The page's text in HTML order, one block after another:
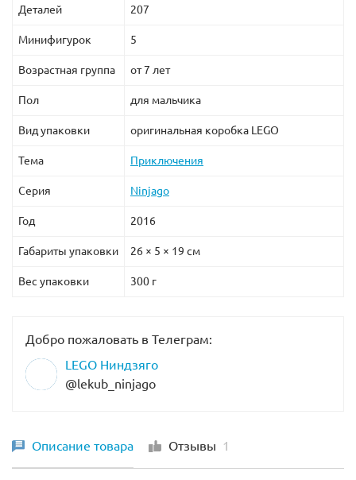
Деталей 207
Минифигурок 5
Возрастная группа от 7 лет
Пол для мальчика
Вид упаковки оригинальная коробка LEGO
Тема Приключения
Серия Ninjago
Год 2016
Габариты упаковки 26 × 5 × 19 см
Вес упаковки 300 г
Добро пожаловать в Телеграм:
LEGO Ниндзяго
@lekub_ninjago
Описание товара Отзывы 1